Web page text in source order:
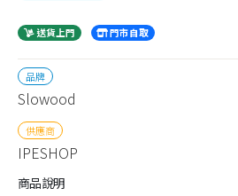
送貨上門 門市自取
品牌
Slowood
供應商
IPESHOP
商品說明